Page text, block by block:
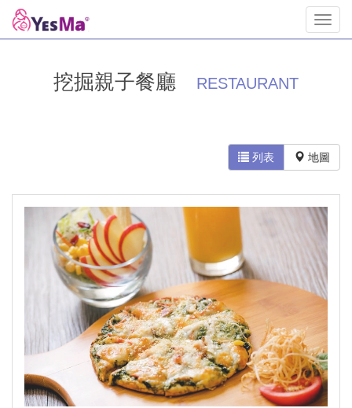
挖掘親子餐廳 RESTAURANT
列表 地圖